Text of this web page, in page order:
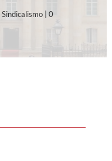
Sindicalismo | 0